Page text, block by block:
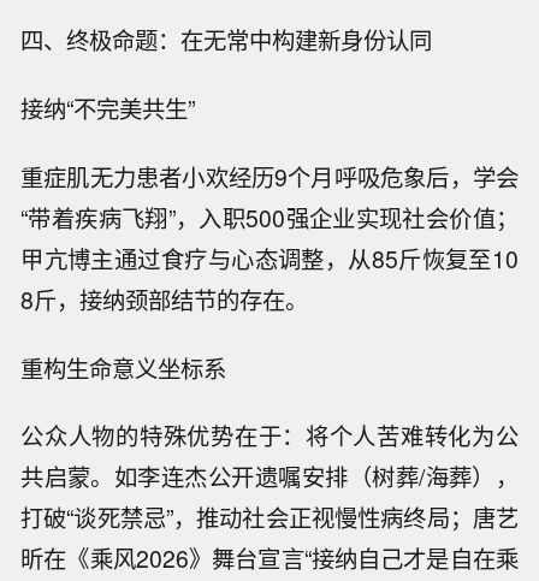
四、终极命题：在无常中构建新身份认同
接纳“不完美共生”
重症肌无力患者小欢经历9个月呼吸危象后，学会
“带着疾病飞翔”，入职500强企业实现社会价值；
甲亢博主通过食疗与心态调整，从85斤恢复至10
8斤，接纳颈部结节的存在。
重构生命意义坐标系
公众人物的特殊优势在于：将个人苦难转化为公
共启蒙。如李连杰公开遗嘱安排（树葬/海葬），
打破“谈死禁忌”，推动社会正视慢性病终局；唐艺
昕在《乘风2026》舞台宣言“接纳自己才是自在乘